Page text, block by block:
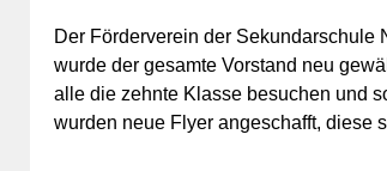
Der Förderverein der Sekundarschule
wurde der gesamte Vorstand neu
alle die zehnte Klasse besuchen und
wurden neue Flyer angeschafft, diese